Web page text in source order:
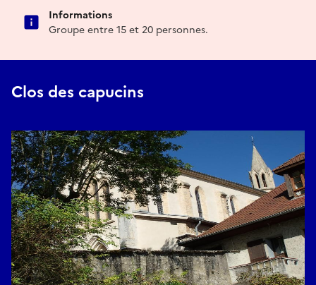
Informations
Groupe entre 15 et 20 personnes.
Clos des capucins